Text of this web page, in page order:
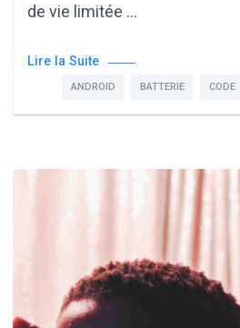
de vie limitée …
Lire la Suite
ANDROID BATTERIE CODE